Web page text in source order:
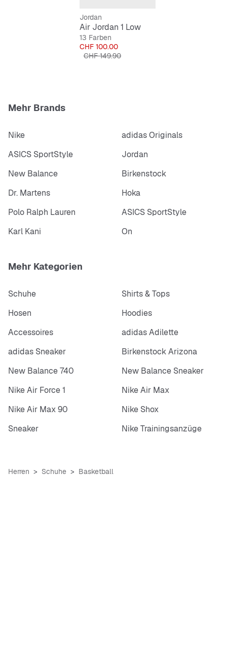
Jordan
Air Jordan 1 Low
13 Farben
Preis
CHF 100.00
Originalpreis
CHF 149.90
Mehr Brands
Nike
adidas Originals
ASICS SportStyle
Jordan
New Balance
Birkenstock
Dr. Martens
Hoka
Polo Ralph Lauren
ASICS SportStyle
Karl Kani
On
Mehr Kategorien
Schuhe
Shirts & Tops
Hosen
Hoodies
Accessoires
adidas Adilette
adidas Sneaker
Birkenstock Arizona
New Balance 740
New Balance Sneaker
Nike Air Force 1
Nike Air Max
Nike Air Max 90
Nike Shox
Sneaker
Nike Trainingsanzüge
Herren Schuhe Basketball